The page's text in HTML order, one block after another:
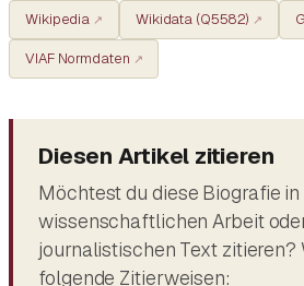
Wikipedia Wikidata (Q5582)
VIAF Normdaten
Diesen Artikel zitieren
Möchtest du diese Biografie
wissenschaftlichen Arbeit
journalistischen Text zitieren?
folgende Zitierweisen: